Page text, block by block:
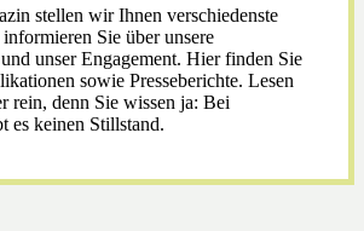
stellen wir Ihnen verschiedenste
Sie über unsere
unser Engagement. Hier finden Sie
sowie Presseberichte. Lesen
rein, denn Sie wissen ja: Bei
es keinen Stillstand.